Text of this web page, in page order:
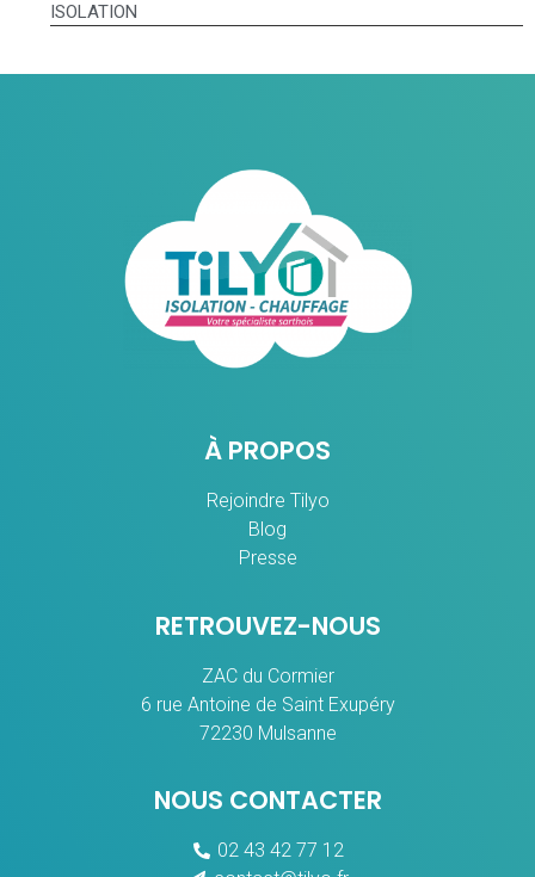
ISOLATION
À PROPOS
Rejoindre Tilyo
Blog
Presse
RETROUVEZ-NOUS
ZAC du Cormier
6 rue Antoine de Saint Exupéry
72230 Mulsanne
NOUS CONTACTER
02 43 42 77 12